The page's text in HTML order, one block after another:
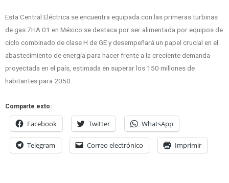
Esta Central Eléctrica se encuentra equipada con las primeras turbinas
de gas 7HA.01 en México se destaca por ser alimentada por equipos de
ciclo combinado de clase H de GE y desempeñará un papel crucial en el
abastecimiento de energía para hacer frente a la creciente demanda
proyectada en el país, estimada en superar los 150 millones de
habitantes para 2050.
Comparte esto:
Facebook Twitter WhatsApp
Telegram Correo electrónico Imprimir